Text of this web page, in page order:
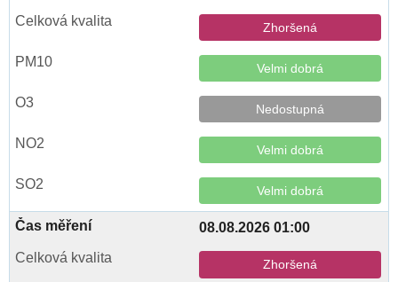
Zhoršená
Velmi dobrá
Nedostupná
Velmi dobrá
Velmi dobrá
08.08.2026 01:00
Zhoršená